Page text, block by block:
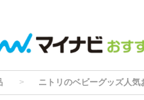
ニトリのベビーグッズ人